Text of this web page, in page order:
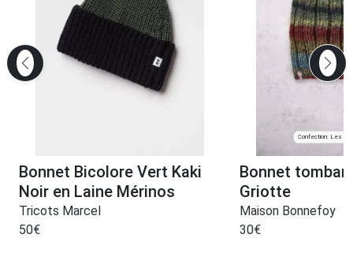
Bonnet Bicolore Vert Kaki
Noir en Laine Mérinos
Tricots Marcel
50€
Confection: Les
Bonnet
Griotte
Maison Bonnefoy
30€